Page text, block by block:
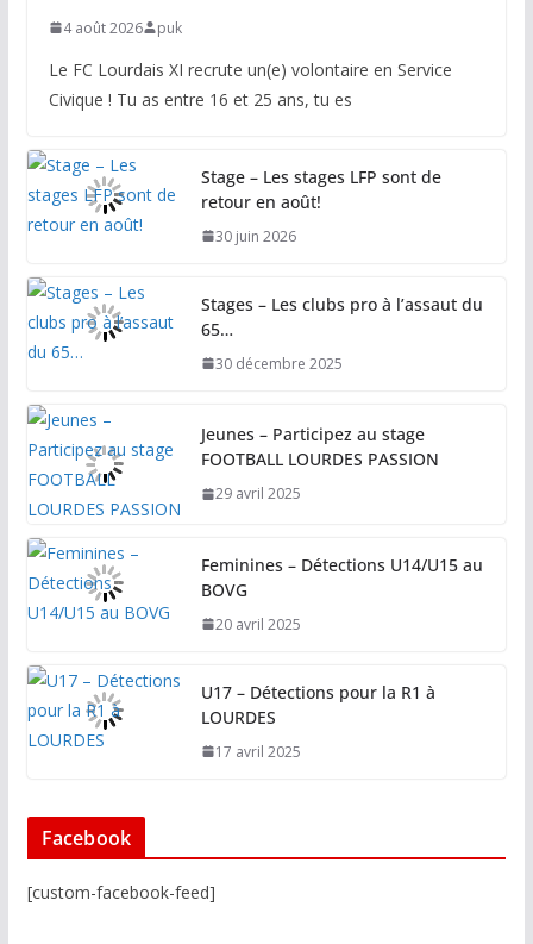
4 août 2026 puk
Le FC Lourdais XI recrute un(e) volontaire en Service
Civique ! Tu as entre 16 et 25 ans, tu es
Stage – Les stages LFP sont de
retour en août!
30 juin 2026
Stages – Les clubs pro à l’assaut du
65…
30 décembre 2025
Jeunes – Participez au stage
FOOTBALL LOURDES PASSION
29 avril 2025
Feminines – Détections U14/U15 au
BOVG
20 avril 2025
U17 – Détections pour la R1 à
LOURDES
17 avril 2025
Facebook
[custom-facebook-feed]